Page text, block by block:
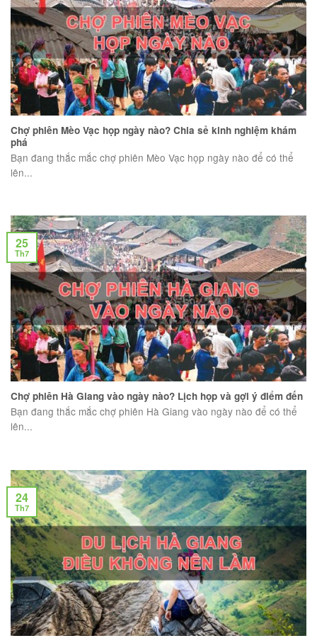
Chợ phiên Mèo Vạc họp ngày nào? Chia sẻ kinh nghiệm khám
phá
Bạn đang thắc mắc chợ phiên Mèo Vạc họp ngày nào để có thể
lên...
Chợ phiên Hà Giang vào ngày nào? Lịch họp và gợi ý điểm đến
Bạn đang thắc mắc chợ phiên Hà Giang vào ngày nào để có thể
lên...
25
Th7
24
Th7